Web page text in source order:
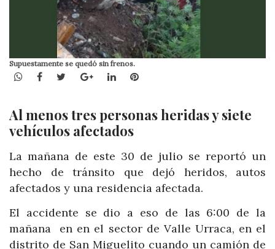
Supuestamente se quedó sin frenos.
WhatsApp
Facebook
TwitterGoogle+LinkedInPinterest
Al menos tres personas heridas y siete
vehículos afectados
La mañana de este 30 de julio se reportó un
hecho de tránsito que dejó heridos, autos
afectados y una residencia afectada.
El accidente se dio a eso de las 6:00 de la
mañana en en el sector de Valle Urraca, en el
distrito de San Miguelito cuando un camión de